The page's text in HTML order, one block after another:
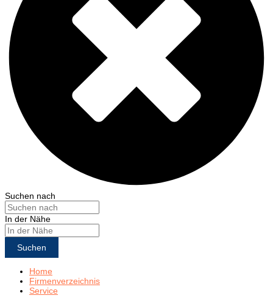
Suchen nach
In der Nähe
Suchen
Home
Firmenverzeichnis
Service